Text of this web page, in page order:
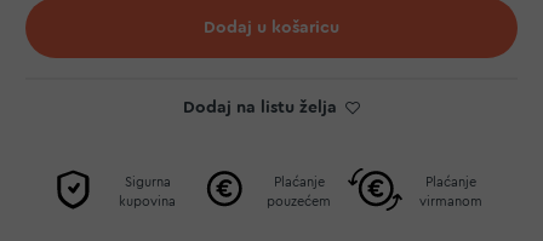
Dodaj u košaricu
Dodaj na listu želja
Sigurna
kupovina
Plaćanje
pouzećem
Plaćanje
virmanom